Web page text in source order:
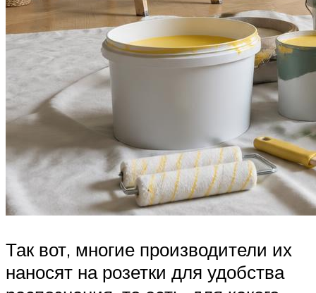
Так вот, многие производители их
наносят на розетки для удобства